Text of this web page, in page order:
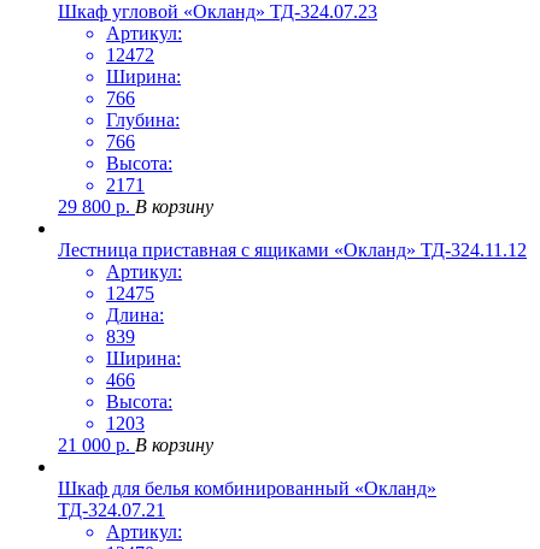
Шкаф угловой «Окланд» ТД-324.07.23
Артикул:
12472
Ширина:
766
Глубина:
766
Высота:
2171
29 800 р. В корзину
Лестница приставная с ящиками «Окланд» ТД-324.11.12
Артикул:
12475
Длина:
839
Ширина:
466
Высота:
1203
21 000 р. В корзину
Шкаф для белья комбинированный «Окланд»
ТД-324.07.21
Артикул: